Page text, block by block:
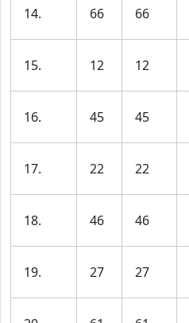
14. 66 66
15. 12 12
16. 45 45
17. 22 22
18. 46 46
19. 27 27